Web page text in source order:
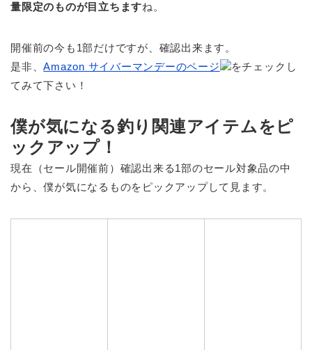
量限定のものが目立ちますね。
開催前の今も1部だけですが、確認出来ます。
是非、Amazon サイバーマンデーのページ
をチェックし
てみて下さい！
僕が気になる釣り関連アイテムをピ
ックアップ！
現在（セール開催前）確認出来る1部のセール対象品の中
から、僕が気になるものをピックアップして見ます。